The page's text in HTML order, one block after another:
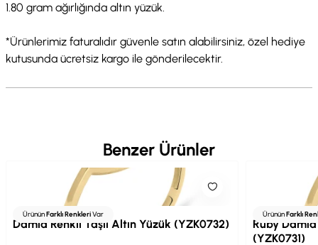
1.80 gram ağırlığında altın yüzük.
*Ürünlerimiz faturalıdır güvenle satın alabilirsiniz, özel hediye
kutusunda ücretsiz kargo ile gönderilecektir.
Benzer Ürünler
ÜrününFarklı RenkleriVar
Damla Renkli Taşlı Altın Yüzük (YZK0732)
ÜrününFarklı
Ruby
(YZK0731)